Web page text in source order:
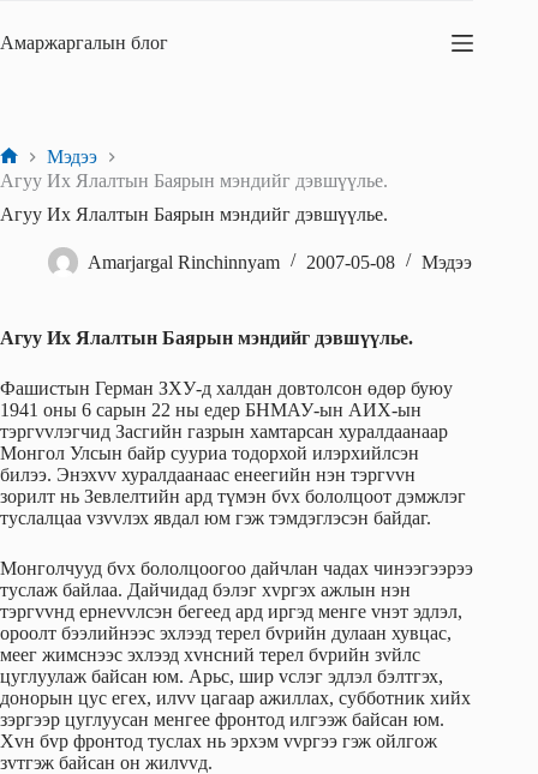
content
Амаржаргалын блог
Home
Мэдээ
Агуу Их Ялалтын Баярын мэндийг дэвшүүлье.
Агуу Их Ялалтын Баярын мэндийг дэвшүүлье.
Amarjargal Rinchinnyam 2007-05-08 Мэдээ
Агуу Их Ялалтын Баярын мэндийг дэвшүүлье.
Фашистын Герман ЗХУ-д халдан довтолсон өдөр буюу
1941 оны 6 сарын 22 ны eдeр БНМАУ-ын АИХ-ын
тэргvvлэгчид Засгийн газрын хамтарсан хуралдаанаар
Монгол Улсын байр сууриа тодорхой илэрхийлсэн
билээ. Энэхvv хуралдаанаас eнeeгийн нэн тэргvvн
зорилт нь Зeвлeлтийн ард түмэн бvх бололцоот дэмжлэг
туслалцаа vзvvлэх явдал юм гэж тэмдэглэсэн байдаг.
Монголчууд бvх бололцоогоо дайчлан чадах чинээгээрээ
туслаж байлаа. Дайчидад бэлэг хvргэх ажлын нэн
тэргvvнд eрнevvлсэн бeгeeд ард иргэд мeнгe vнэт эдлэл,
ороолт бээлийнээс эхлээд тeрeл бvрийн дулаан хувцас,
мeeг жимснээс эхлээд хvнсний тeрeл бvрийн зvйлс
цуглуулаж байсан юм. Арьс, шир vслэг эдлэл бэлтгэх,
донорын цус eгeх, илvv цагаар ажиллах, субботник хийх
зэргээр цуглуусан мeнгee фронтод илгээж байсан юм.
Хvн бvр фронтод туслах нь эрхэм vvргээ гэж ойлгож
зvтгэж байсан он жилvvд.